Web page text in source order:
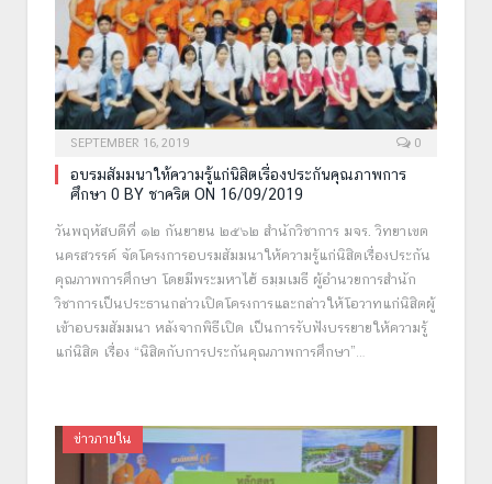
SEPTEMBER 16, 2019 0
อบรมสัมมนาให้ความรู้แก่นิสิตเรื่องประกันคุณภาพการ
ศึกษา 0 BY ชาคริต ON 16/09/2019
วันพฤหัสบดีที่ ๑๒ กันยายน ๒๕๖๒ สำนักวิชาการ มจร. วิทยาเขต
นครสวรรค์ จัดโครงการอบรมสัมมนาให้ความรู้แก่นิสิตเรื่องประกัน
คุณภาพการศึกษา โดยมีพระมหาไฮ้ ธมฺมเมธี ผู้อำนวยการสำนัก
วิชาการเป็นประธานกล่าวเปิดโครงการและกล่าวให้โอวาทแก่นิสิตผู้
เข้าอบรมสัมมนา หลังจากพิธีเปิด เป็นการรับฟังบรรยายให้ความรู้
แก่นิสิต เรื่อง “นิสิตกับการประกันคุณภาพการศึกษา”…
ข่าวภายใน